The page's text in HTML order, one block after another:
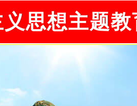
思想主题教